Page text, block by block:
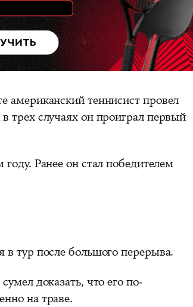
американский теннисист провел
трех случаях он проиграл первый
Ранее он стал победителем
тур после большого перерыва.
доказать, что его по-
на траве.